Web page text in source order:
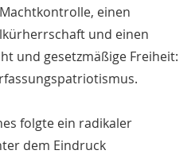
einen
und einen
und gesetzmäßige Freiheit:
folgte ein radikaler
dem Eindruck